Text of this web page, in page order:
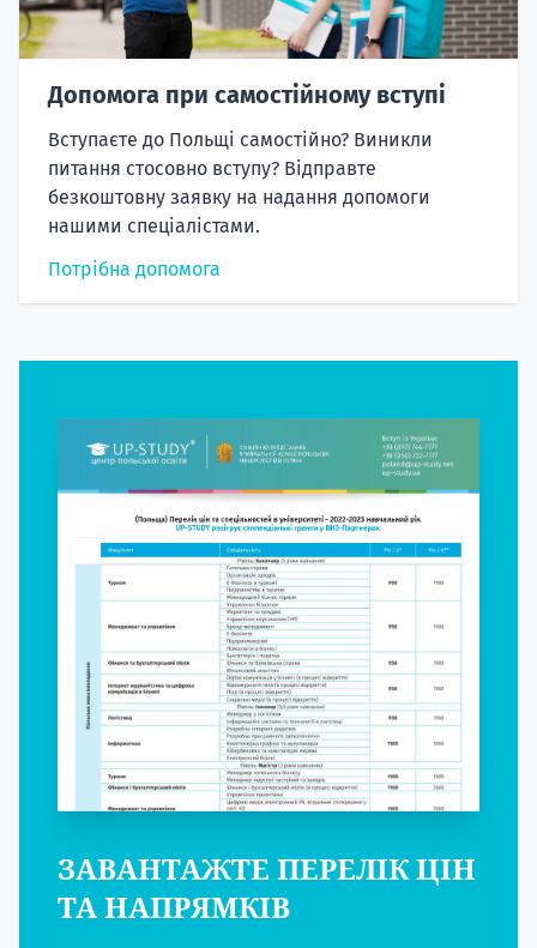
Допомога при самостійному вступі
Вступаєте до Польщі самостійно? Виникли
питання стосовно вступу? Відправте
безкоштовну заявку на надання допомоги
нашими спеціалістами.
Потрібна допомога
ЗАВАНТАЖТЕ ПЕРЕЛІК ЦІН
ТА НАПРЯМКІВ